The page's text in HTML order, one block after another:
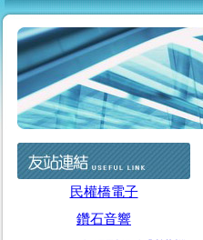
民權橋電子
鑽石音響